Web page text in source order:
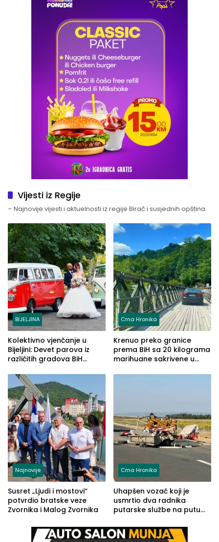
Vijesti iz Regije
– Najnovije vijesti i aktuelnosti iz regije Birač i susjednih opština.
BIJELJINA
Kolektivno vjenčanje u
Bijeljini: Devet parova iz
različitih gradova BiH
Crna Hronika
Krenuo preko granice
prema BiH sa 20 kilograma
marihuane sakrivene u
Najnovije
Susret „Ljudi i mostovi“
potvrdio bratske veze
Zvornika i Malog Zvornika
Crna Hronika
Uhapšen vozač koji je
usmrtio dva radnika
putarske službe na putu
(FOTO)